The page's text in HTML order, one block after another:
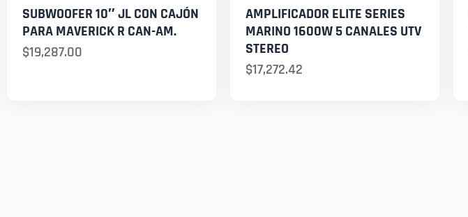
SUBWOOFER 10″ JL CON CAJÓN
PARA MAVERICK R CAN-AM.
$19,287.00
AMPLIFICADOR ELITE SERIES
MARINO 1600W 5 CANALES UTV
STEREO
$17,272.42